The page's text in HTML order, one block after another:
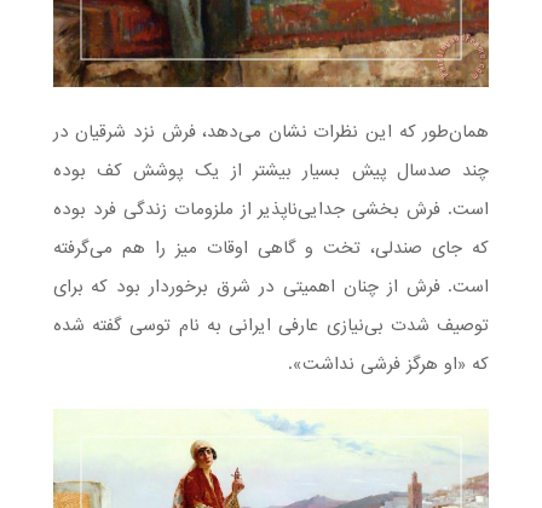
همان‌طور که این نظرات نشان می‌دهد، فرش نزد شرقیان در
چند صدسال پیش بسیار بیشتر از یک پوشش کف بوده
است. فرش بخشی جدایی‌ناپذیر از ملزومات زندگی فرد بوده
که جای صندلی، تخت و گاهی اوقات میز را هم می‌گرفته
است. فرش از چنان اهمیتی در شرق برخوردار بود که برای
توصیف شدت بی‌نیازی عارفی ایرانی به نام توسی گفته ‌شده
که «او هرگز فرشی نداشت».